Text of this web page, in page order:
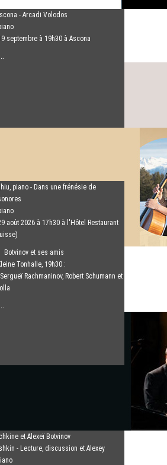
- Arcadi Volodos
septembre à 19h30 à Ascona
piano - Dans une frénésie de
août 2026 à 17h30 à l'Hôtel Restaurant
Botvinov et ses amis
Tonhalle, 19h30 :
Rachmaninov, Robert Schumann et
et Alexeï Botvinov
- Lecture, discussion et Alexey